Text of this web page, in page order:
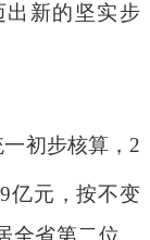
新的坚实步
初步核算， 2
亿元，按不变
全省第二位。